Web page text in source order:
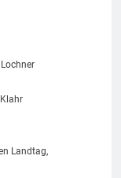
Lochner
Klahr
Landtag,